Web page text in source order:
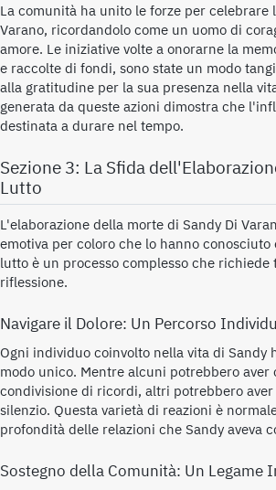
La comunità ha unito le forze per celebrare
Varano, ricordandolo come un uomo di
amore. Le iniziative volte a onorarne la
e raccolte di fondi, sono state un modo
alla gratitudine per la sua presenza nella
generata da queste azioni dimostra che
destinata a durare nel tempo.
Sezione 3: La Sfida
Lutto
L'elaborazione della morte di Sandy Di
emotiva per coloro che lo hanno
lutto è un processo complesso che richiede
riflessione.
Navigare il Dolore: Un Percorso
Ogni individuo coinvolto nella vita di Sandy
modo unico. Mentre alcuni potrebbero
condivisione di ricordi, altri potrebbero
silenzio. Questa varietà di reazioni è
profondità delle relazioni che Sandy aveva
Sostegno della Comunità: Un Legame